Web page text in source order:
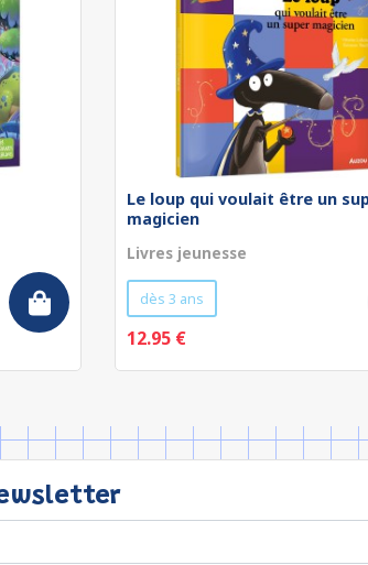
Le loup qui voulait être un
magicien
Livres jeunesse
dès 3 ans
12.95 €